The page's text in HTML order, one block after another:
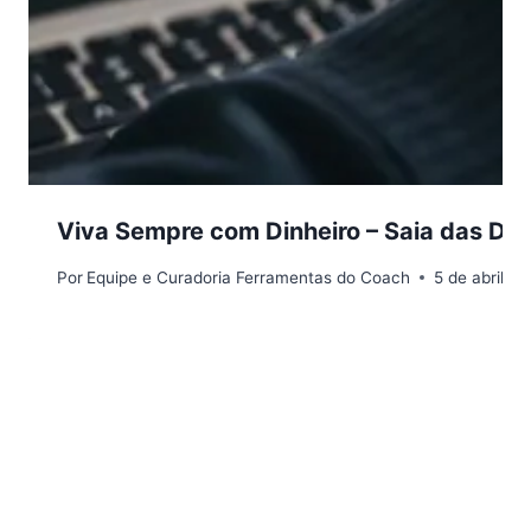
Viva Sempre com Dinheiro – Saia das
Por Equipe e Curadoria Ferramentas do Coach 5 de abril